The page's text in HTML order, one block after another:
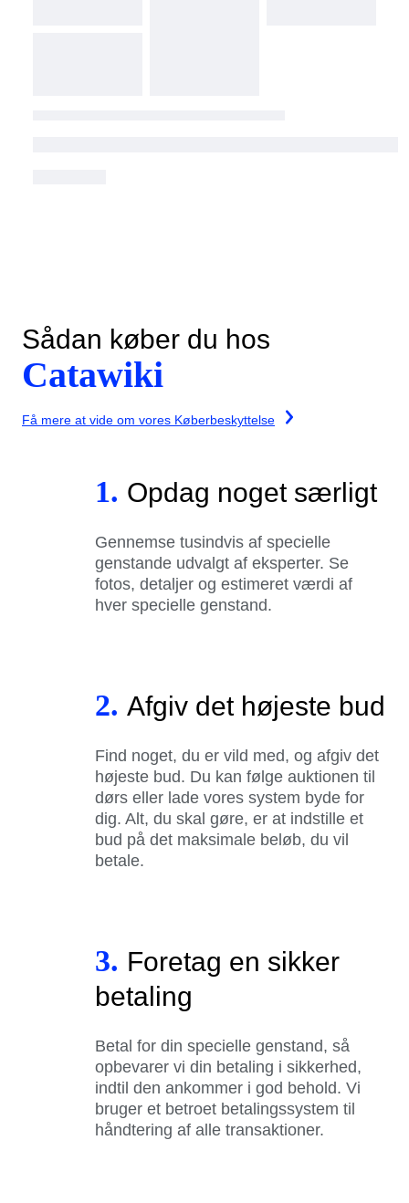
Sådan køber du hos
Catawiki
Få mere at vide om vores Køberbeskyttelse
1. Opdag noget særligt
Gennemse tusindvis af specielle
genstande udvalgt af eksperter. Se
fotos, detaljer og estimeret værdi af
hver specielle genstand.
2. Afgiv det højeste bud
Find noget, du er vild med, og afgiv det
højeste bud. Du kan følge auktionen til
dørs eller lade vores system byde for
dig. Alt, du skal gøre, er at indstille et
bud på det maksimale beløb, du vil
betale.
3. Foretag en sikker
betaling
Betal for din specielle genstand, så
opbevarer vi din betaling i sikkerhed,
indtil den ankommer i god behold. Vi
bruger et betroet betalingssystem til
håndtering af alle transaktioner.